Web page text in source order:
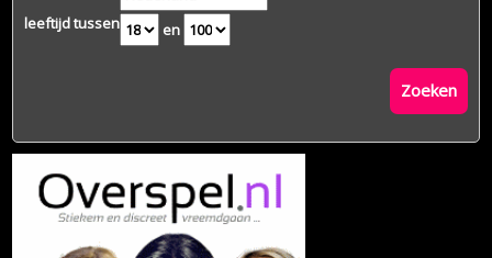
leeftijd tussen
en
Zoeken